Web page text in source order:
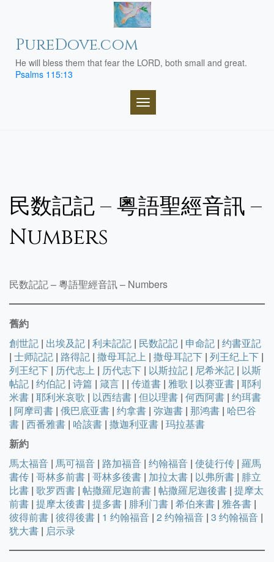
PureDove.com
He will bless them that fear the LORD, both small and great.
Psalms 115:13
TOGGLE NAVIGATION
民数記記 – 粵語聖經音訊 –
Numbers
民数記記 – 粵語聖經音訊 – Numbers
舊約
創世記 | 出埃及記 | 利未記記 | 民数記記 | 申命記 | 约書亚記
| 士师記記 | 路得記 | 撒母耳記上 | 撒母耳記下 | 列王纪上下 |
列王纪下 | 历代志上 | 历代志下 | 以斯拉記 | 尼希米記 | 以斯
帖記 | 约伯記 | 诗篇 | 箴言 | | 传道書 | 雅歌 | 以赛亚書 | 耶利
米書 | 耶利米哀歌 | 以西结書 | 但以理書 | 何西阿書 | 约珥書
| 阿摩司書 | 俄巴底亚書 | 约拿書 | 弥迦書 | 那鸿書 | 哈巴谷
書 | 西番雅書 | 哈該書 | 撒迦利亚書 | 玛拉基書
新約
馬太福音 | 馬可福音 | 路加福音 | 约翰福音 | 使徒行传 | 羅馬
書传 | 哥林多前書 | 哥林多後書 | 加拉太書 | 以弗所書 | 腓立
比書 | 歌罗西書 | 帖撒羅尼迦前書 | 帖撒羅尼迦後書 | 提摩太
前書 | 提摩太後書 | 提多書 | 腓利门書 | 希伯来書 | 雅各書 |
彼得前書 | 彼得後書 | 1 约翰福音 | 2 约翰福音 | 3 约翰福音 |
犹大書 | 启示录